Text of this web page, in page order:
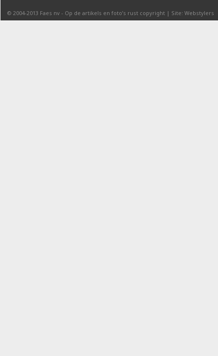
© 2004-2013 Faes nv - Op de artikels en foto’s rust copyright | Site: Webstylers